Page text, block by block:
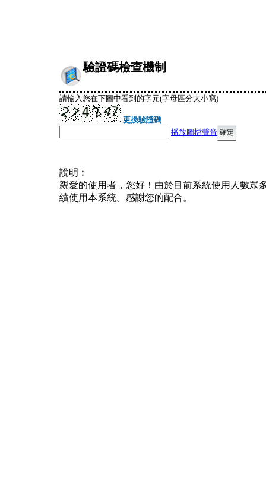
驗證碼檢查機制
請輸入您在下圖中看到的字元(字母區分大小寫)
更換驗證碼
播放圖檔聲音
說明︰
親愛的使用者，您好！由於目前系統使用人數眾
續使用本系統。感謝您的配合。